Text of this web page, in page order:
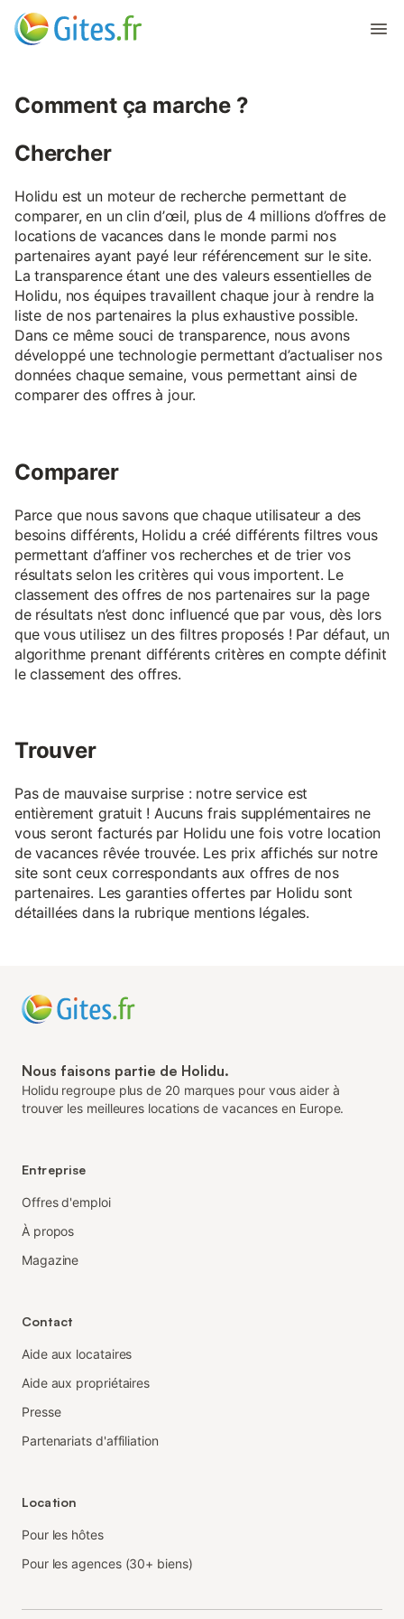
Comment ça marche ?
Chercher
Holidu est un moteur de recherche permettant de
comparer, en un clin d’œil, plus de 4 millions d’offres de
locations de vacances dans le monde parmi nos
partenaires ayant payé leur référencement sur le site.
La transparence étant une des valeurs essentielles de
Holidu, nos équipes travaillent chaque jour à rendre la
liste de nos partenaires la plus exhaustive possible.
Dans ce même souci de transparence, nous avons
développé une technologie permettant d’actualiser nos
données chaque semaine, vous permettant ainsi de
comparer des offres à jour.
Comparer
Parce que nous savons que chaque utilisateur a des
besoins différents, Holidu a créé différents filtres vous
permettant d’affiner vos recherches et de trier vos
résultats selon les critères qui vous importent. Le
classement des offres de nos partenaires sur la page
de résultats n’est donc influencé que par vous, dès lors
que vous utilisez un des filtres proposés ! Par défaut, un
algorithme prenant différents critères en compte définit
le classement des offres.
Trouver
Pas de mauvaise surprise : notre service est
entièrement gratuit ! Aucuns frais supplémentaires ne
vous seront facturés par Holidu une fois votre location
de vacances rêvée trouvée. Les prix affichés sur notre
site sont ceux correspondants aux offres de nos
partenaires. Les garanties offertes par Holidu sont
détaillées dans la rubrique mentions légales.
Nous faisons partie de Holidu.
Holidu regroupe plus de 20 marques pour vous aider à
trouver les meilleures locations de vacances en Europe.
Entreprise
Offres d'emploi
À propos
Magazine
Contact
Aide aux locataires
Aide aux propriétaires
Presse
Partenariats d'affiliation
Location
Pour les hôtes
Pour les agences (30+ biens)